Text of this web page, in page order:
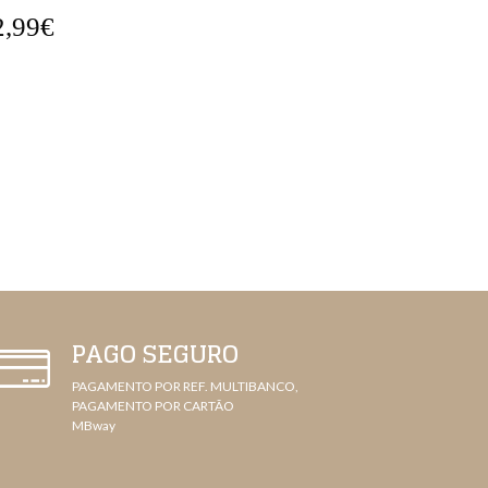
PAGO SEGURO
PAGAMENTO POR REF. MULTIBANCO,
PAGAMENTO POR CARTÃO
MBway